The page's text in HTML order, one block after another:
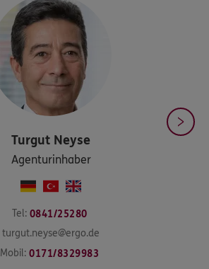
Turgut Neyse
Agenturinhaber
Tel: 0841/25280
turgut.neyse@ergo.de
Mobil: 0171/8329983